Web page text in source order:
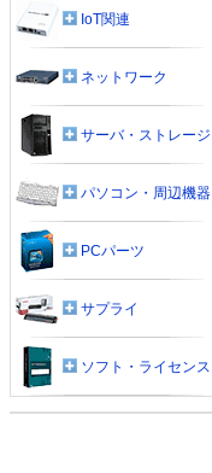
IoT関連
ネットワーク
サーバ・ストレージ
パソコン・周辺機器
PCパーツ
サプライ
ソフト・ライセンス